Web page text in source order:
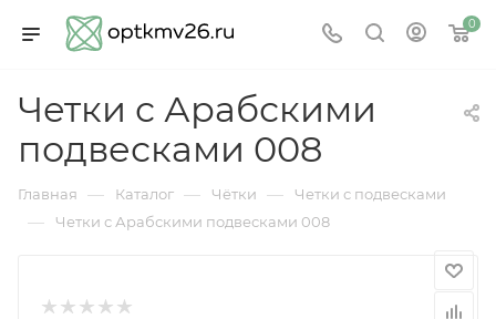
0
Четки с Арабскими
подвесками 008
Главная — Каталог — Чётки — Четки с подвесками
— Четки с Арабскими подвесками 008